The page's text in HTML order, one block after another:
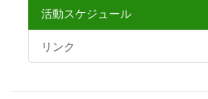
活動スケジュール
リンク